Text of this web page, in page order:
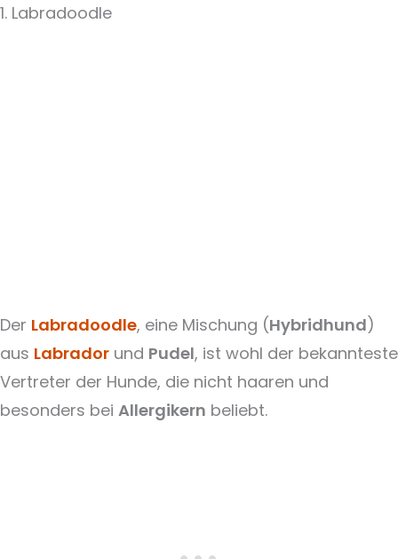
1. Labradoodle
Der Labradoodle, eine Mischung (Hybridhund)
aus Labrador und Pudel, ist wohl der bekannteste
Vertreter der Hunde, die nicht haaren und
besonders bei Allergikern beliebt.